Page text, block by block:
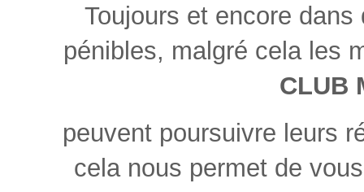
Toujours et encore
pénibles, malgré cela les
CLUB
peuvent poursuivre leurs
cela nous permet de